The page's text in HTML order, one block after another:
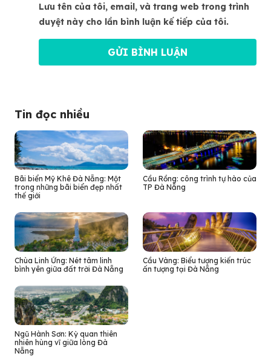
Lưu tên của tôi, email, và trang web trong trình
duyệt này cho lần bình luận kế tiếp của tôi.
Tin đọc nhiều
Bãi biển Mỹ Khê Đà Nẵng: Một
trong những bãi biển đẹp nhất
thế giới
Cầu Rồng: công trình tự hào của
TP Đà Nẵng
Chùa Linh Ứng: Nét tâm linh
bình yên giữa đất trời Đà Nẵng
Cầu Vàng: Biểu tượng kiến trúc
ấn tượng tại Đà Nẵng
Ngũ Hành Sơn: Kỳ quan thiên
nhiên hùng vĩ giữa lòng Đà
Nẵng